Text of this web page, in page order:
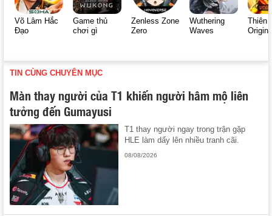
Võ Lâm Hắc
Đạo
Game thủ
chơi gì
Zenless Zone
Zero
Wuthering
Waves
Thiên
Origin
TIN CÙNG CHUYÊN MỤC
Màn thay người của T1 khiến người hâm mộ liên
tưởng đến Gumayusi
T1 thay người ngay trong trận gặp
HLE làm dấy lên nhiều tranh cãi.
08/08/2026